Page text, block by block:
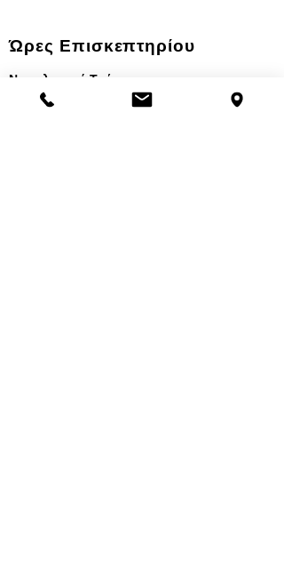
Ώρες Επισκεπτηρίου
Νοσηλευτικά Τμήματα
Χειμερινό ωράριο: 11.00-13.00
17.30-19.30